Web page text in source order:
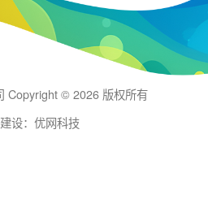
Copyright © 2026 版权所有
设：优网科技